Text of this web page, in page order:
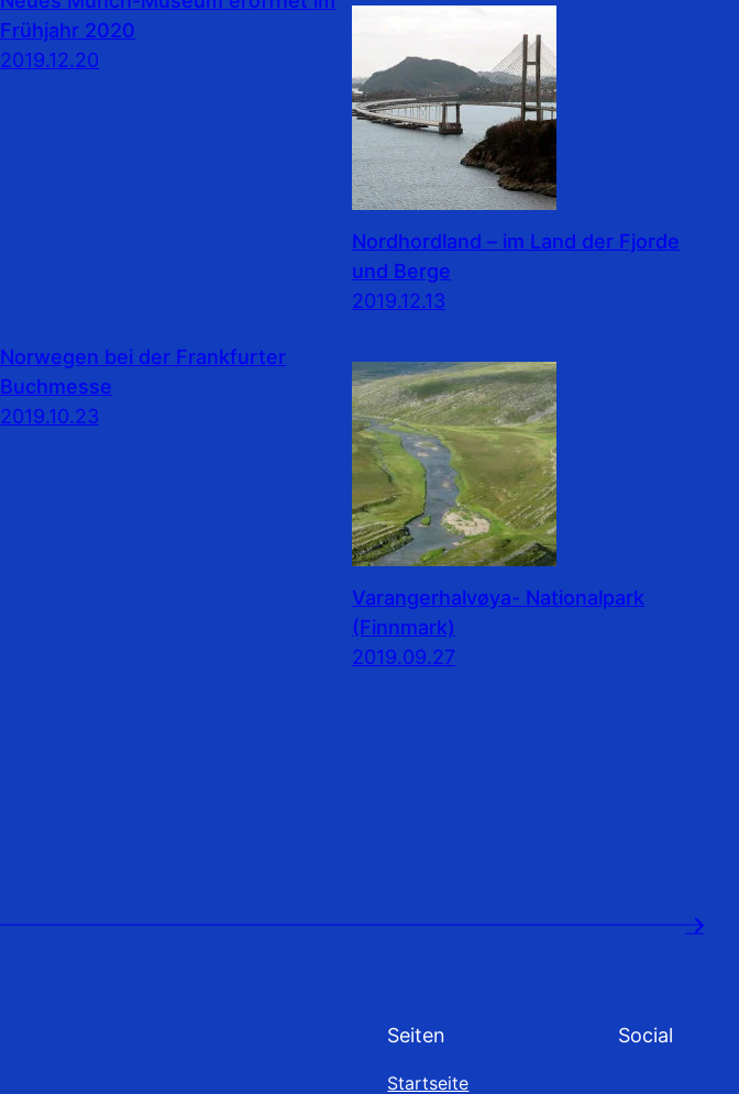
Frühjahr 2020
2019.12.20
Nordhordland – im Land der Fjorde
und Berge
2019.12.13
Norwegen bei der Frankfurter
Buchmesse
2019.10.23
Varangerhalvøya- Nationalpark
(Finnmark)
2019.09.27
→
Seiten
Startseite
Social